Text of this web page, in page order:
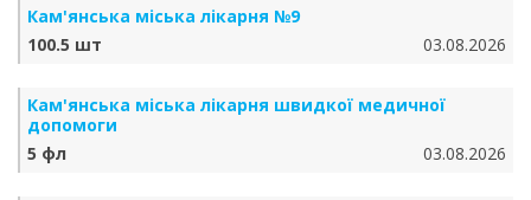
Кам'янська міська лікарня №9
100.5 шт
03.08.2026
Кам'янська міська лікарня швидкої медичної
допомоги
5 фл
03.08.2026